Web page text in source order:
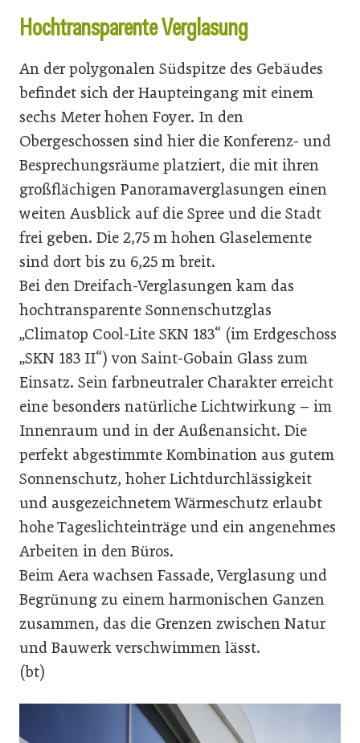
Hochtransparente Verglasung
An der polygonalen Südspitze des Gebäudes
befindet sich der Haupteingang mit einem
sechs Meter hohen Foyer. In den
Obergeschossen sind hier die Konferenz- und
Besprechungsräume platziert, die mit ihren
großflächigen Panoramaverglasungen einen
weiten Ausblick auf die Spree und die Stadt
frei geben. Die 2,75 m hohen Glaselemente
sind dort bis zu 6,25 m breit.
Bei den Dreifach-Verglasungen kam das
hochtransparente Sonnenschutzglas
„Climatop Cool-Lite SKN 183“ (im Erdgeschoss
„SKN 183 II“) von Saint-Gobain Glass zum
Einsatz. Sein farbneutraler Charakter erreicht
eine besonders natürliche Lichtwirkung – im
Innenraum und in der Außenansicht. Die
perfekt abgestimmte Kombination aus gutem
Sonnenschutz, hoher Lichtdurchlässigkeit
und ausgezeichnetem Wärmeschutz erlaubt
hohe Tageslichteinträge und ein angenehmes
Arbeiten in den Büros.
Beim Aera wachsen Fassade, Verglasung und
Begrünung zu einem harmonischen Ganzen
zusammen, das die Grenzen zwischen Natur
und Bauwerk verschwimmen lässt.
(bt)